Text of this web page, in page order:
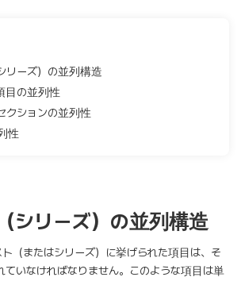
リーズ）の並列構造
目の並列性
クションの並列性
性
シリーズ）の並列構造
ト（またはシリーズ）に挙げられた項目は、そ
いなければなりません。このような項目は単